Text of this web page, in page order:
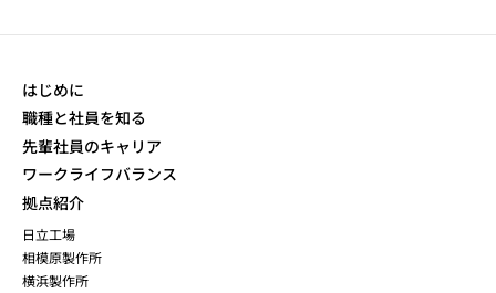
はじめに
職種と社員を知る
先輩社員のキャリア
ワークライフバランス
拠点紹介
日立工場
相模原製作所
横浜製作所